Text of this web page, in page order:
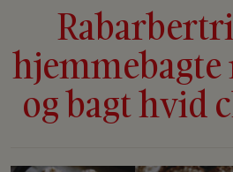
og bagt hvid